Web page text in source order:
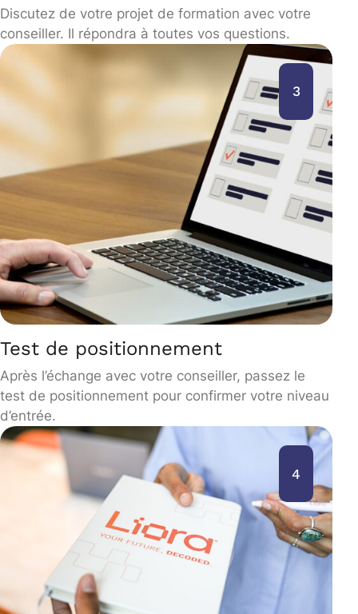
Discutez de votre projet de formation avec votre
conseiller. Il répondra à toutes vos questions.
3
Test de positionnement
Après l’échange avec votre conseiller, passez le
test de positionnement pour confirmer votre niveau
d’entrée.
4